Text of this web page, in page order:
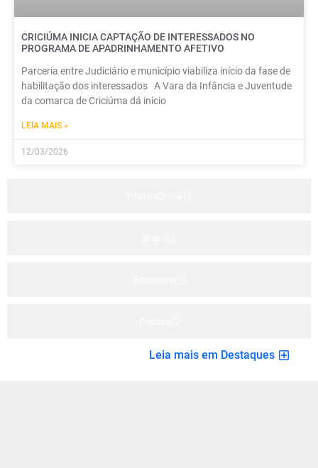
CRICIÚMA INICIA CAPTAÇÃO DE INTERESSADOS NO
PROGRAMA DE APADRINHAMENTO AFETIVO
Parceria entre Judiciário e município viabiliza início da fase de
habilitação dos interessados A Vara da Infância e Juventude
da comarca de Criciúma dá início
LEIA MAIS »
12/03/2026
Leia mais em Destaques